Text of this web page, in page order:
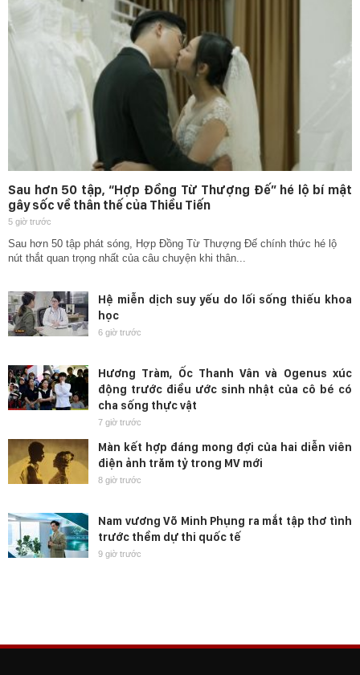
Sau hơn 50 tập, “Hợp Đồng Từ Thượng Đế” hé lộ bí mật
gây sốc về thân thế của Thiều Tiến
5 giờ trước
Sau hơn 50 tập phát sóng, Hợp Đồng Từ Thượng Đế chính thức hé lộ
nút thắt quan trọng nhất của câu chuyện khi thân...
Hệ miễn dịch suy yếu do lối sống thiếu khoa
học
6 giờ trước
Hương Tràm, Ốc Thanh Vân và Ogenus xúc
động trước điều ước sinh nhật của cô bé có
cha sống thực vật
7 giờ trước
Màn kết hợp đáng mong đợi của hai diễn viên
điện ảnh trăm tỷ trong MV mới
8 giờ trước
Nam vương Võ Minh Phụng ra mắt tập thơ tình
trước thềm dự thi quốc tế
9 giờ trước